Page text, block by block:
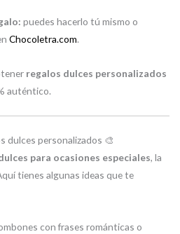
puedes hacerlo tú mismo o
Chocoletra.com.
regalos dulces personalizados
auténtico.
dulces personalizados 🎨
para ocasiones especiales, la
tienes algunas ideas que te
con frases románticas o